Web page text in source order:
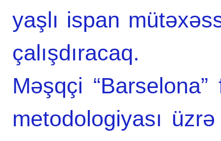
yaşlı ispan
çalışdıracaq.
Məşqçi
metodologiyası